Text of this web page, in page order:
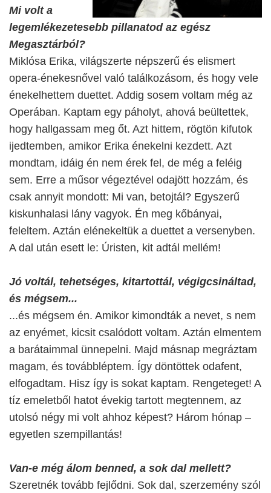
Mi volt a
legemlékezetesebb pillanatod az egész
Megasztárból?
Miklósa Erika, világszerte népszerű és elismert
opera-énekesnővel való találkozásom, és hogy vele
énekelhettem duettet. Addig sosem voltam még az
Operában. Kaptam egy páholyt, ahová beültettek,
hogy hallgassam meg őt. Azt hittem, rögtön kifutok
ijedtemben, amikor Erika énekelni kezdett. Azt
mondtam, idáig én nem érek fel, de még a feléig
sem. Erre a műsor végeztével odajött hozzám, és
csak annyit mondott: Mi van, betojtál? Egyszerű
kiskunhalasi lány vagyok. Én meg kőbányai,
feleltem. Aztán elénekeltük a duettet a versenyben.
A dal után esett le: Úristen, kit adtál mellém!
Jó voltál, tehetséges, kitartottál, végigcsináltad,
és mégsem...
...és mégsem én. Amikor kimondták a nevet, s nem
az enyémet, kicsit csalódott voltam. Aztán elmentem
a barátaimmal ünnepelni. Majd másnap megráztam
magam, és továbbléptem. Így döntöttek odafent,
elfogadtam. Hisz így is sokat kaptam. Rengeteget! A
tíz emeletből hatot évekig tartott megtennem, az
utolsó négy mi volt ahhoz képest? Három hónap –
egyetlen szempillantás!
Van-e még álom benned, a sok dal mellett?
Szeretnék tovább fejlődni. Sok dal, szerzemény szól